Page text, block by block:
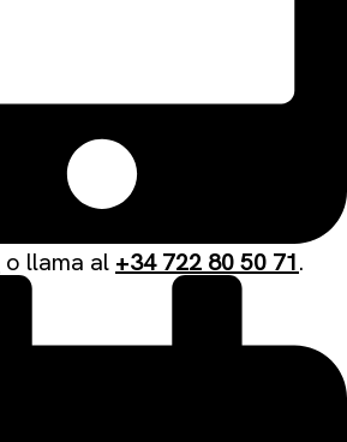
o llama al +34 722 80 50 71.